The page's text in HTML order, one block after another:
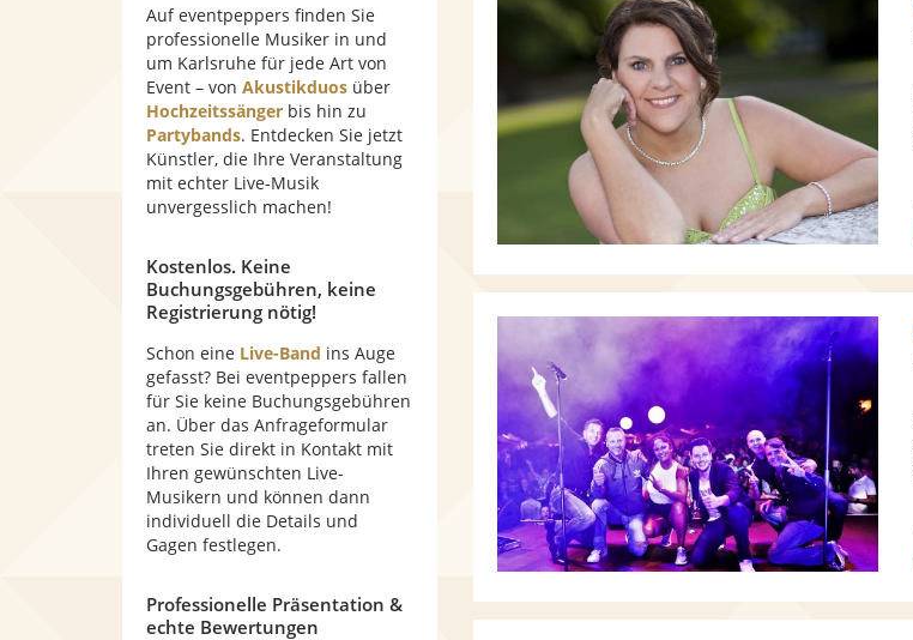
Auf eventpeppers finden Sie
professionelle Musiker in und
um Karlsruhe für jede Art von
Event – von Akustikduos über
Hochzeitssänger bis hin zu
Partybands. Entdecken Sie jetzt
Künstler, die Ihre Veranstaltung
mit echter Live-Musik
unvergesslich machen!
Kostenlos. Keine
Buchungsgebühren, keine
Registrierung nötig!
Schon eine Live-Band ins Auge
gefasst? Bei eventpeppers fallen
für Sie keine Buchungsgebühren
an. Über das Anfrageformular
treten Sie direkt in Kontakt mit
Ihren gewünschten Live-
Musikern und können dann
individuell die Details und
Gagen festlegen.
Professionelle Präsentation &
echte Bewertungen